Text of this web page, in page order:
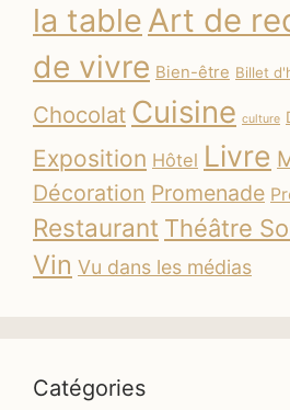
la table Art de
de vivre Bien-être Billet
Chocolat Cuisine culture
Exposition Hôtel Livre
Décoration Promenade
Restaurant Théâtre
Vin Vu dans les médias
Catégories